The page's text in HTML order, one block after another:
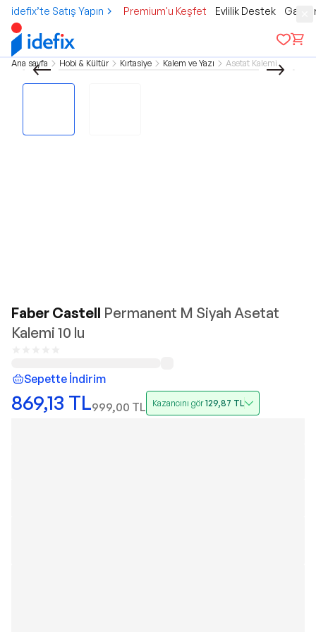
idefix’te Satış Yapın Premium'u Keşfet Evlilik Destek
Ana sayfa Hobi & Kültür Kırtasiye Kalem ve Yazı Asetat Kalemi
Faber Castell Permanent M Siyah Asetat
Kalemi 10 lu
Sepette İndirim
869,13 TL999,00 TL Kazancını gör129,87 TL